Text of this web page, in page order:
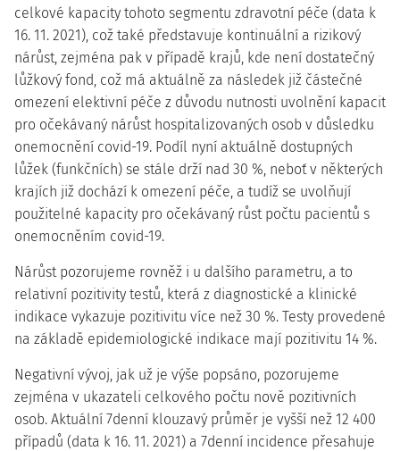
celkové kapacity tohoto segmentu zdravotní péče (data k
16. 11. 2021), což také představuje kontinuální a rizikový
nárůst, zejména pak v případě krajů, kde není dostatečný
lůžkový fond, což má aktuálně za následek již částečné
omezení elektivní péče z důvodu nutnosti uvolnění kapacit
pro očekávaný nárůst hospitalizovaných osob v důsledku
onemocnění covid-19. Podíl nyní aktuálně dostupných
lůžek (funkčních) se stále drží nad 30 %, neboť v některých
krajích již dochází k omezení péče, a tudíž se uvolňují
použitelné kapacity pro očekávaný růst počtu pacientů s
onemocněním covid-19.
Nárůst pozorujeme rovněž i u dalšího parametru, a to
relativní pozitivity testů, která z diagnostické a klinické
indikace vykazuje pozitivitu více než 30 %. Testy provedené
na základě epidemiologické indikace mají pozitivitu 14 %.
Negativní vývoj, jak už je výše popsáno, pozorujeme
zejména v ukazateli celkového počtu nově pozitivních
osob. Aktuální 7denní klouzavý průměr je vyšší než 12 400
případů (data k 16. 11. 2021) a 7denní incidence přesahuje